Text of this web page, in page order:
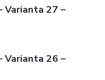
Varianta 27 –
Varianta 26 –